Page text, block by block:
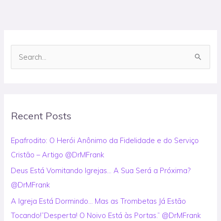
c
f
o
r
:
Recent Posts
Epafrodito: O Herói Anônimo da Fidelidade e do Serviço
Cristão – Artigo @DrMFrank
Deus Está Vomitando Igrejas… A Sua Será a Próxima?
@DrMFrank
A Igreja Está Dormindo… Mas as Trombetas Já Estão
Tocando!”Desperta! O Noivo Está às Portas.” @DrMFrank